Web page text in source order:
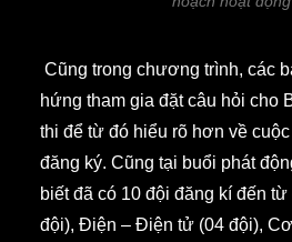
Cũng trong chương trình, các
hứng tham gia đặt câu hỏi cho
thi để từ đó hiểu rõ hơn về
đăng ký. Cũng tại buổi phát
biết đã có 10 đội đăng kí đến
đội), Điện – Điện tử (04 đội),